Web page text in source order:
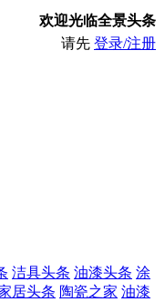
欢迎光临全景头条
请先 登录/注册
洁具头条 油漆头条 涂
居头条 陶瓷之家 油漆